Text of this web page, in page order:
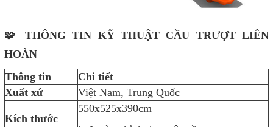
🧩 THÔNG TIN KỸ THUẬT CẦU TRƯỢT LIÊN
HOÀN
Thông tin
Chi tiết
Xuất xứ
Việt Nam, Trung Quốc
Kích thước
550x525x390cm